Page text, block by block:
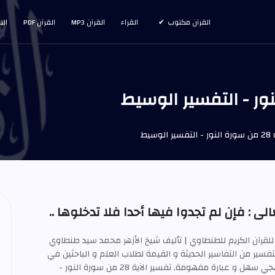
القرآن مكتوب القراء القرآن MP3 القرآن PDF
: فإن لم تجدوا فيها أحدا فلا تدخلوها ..
الكريم للطنطاوي | تأليف شيخ الأزهر محمد سيد طنطاوي
هذا التفسير من التفاسير الحديثة و القيمة لطلاب العلم و الباحثين في
تفسير القرآن العظيم بأسلوب منهجي سهل و عبارة مفهومة, تفسير الآية 28 من سورة النور -